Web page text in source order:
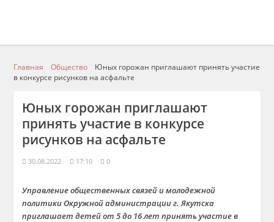
Главная Общество
Юных горожан приглашают принять участие
в конкурсе рисунков на асфальте
Юных горожан приглашают
принять участие в конкурсе
рисунков на асфальте
30.08.2022 17:10 0
Управление общественных связей и молодежной
политики Окружной администрации г. Якутска
приглашает детей от 5 до 16 лет принять участие в